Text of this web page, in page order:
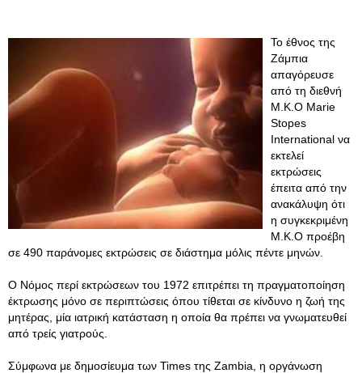
Το έθνος της
Ζάμπια
απαγόρευσε
από τη διεθνή
Μ.Κ.Ο Marie
Stopes
International να
εκτελεί
εκτρώσεις
έπειτα από την
ανακάλυψη ότι
η συγκεκριμένη
Μ.Κ.Ο προέβη
σε 490 παράνομες εκτρώσεις σε διάστημα μόλις πέντε μηνών.
Ο Νόμος περί εκτρώσεων του 1972 επιτρέπει τη πραγματοποίηση
έκτρωσης μόνο σε περιπτώσεις όπου τίθεται σε κίνδυνο η ζωή της
μητέρας, μία ιατρική κατάσταση η οποία θα πρέπει να γνωματευθεί
από τρείς γιατρούς.
Σύμφωνα με δημοσίευμα των Times της Zambia, η οργάνωση